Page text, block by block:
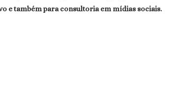
e também para consultoria em mídias sociais.